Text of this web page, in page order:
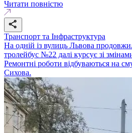
Читати повністю
Транспорт та Інфраструктура
На одній із вулиць Львова
тролейбус №22 далі курсує зі
Ремонтні роботи відбуваються на
Сихова.